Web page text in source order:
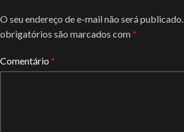
O seu endereço de e-mail não será publicado.
obrigatórios são marcados com*
Comentário *